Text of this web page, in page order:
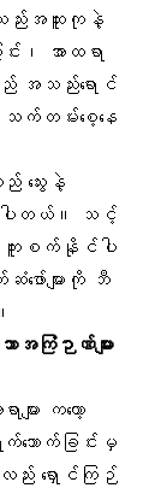
ည်းအထူးကုနဲ့
း၊ အာထရာ
အသည်းရောင်
က်တမ်းစေ့နေ
သွေးနဲ့
စ်ပါတယ်။ သင့်
ကို ကူးစက်နိုင်ပါ
ော်များကို ဘီ
ကြံဉာဏ်များ
ား ကတော့
ောက်ခြင်းမှ
း ရှောင်ကြဉ်